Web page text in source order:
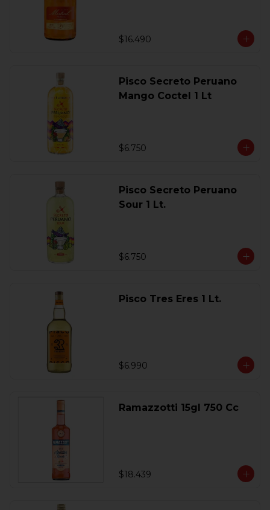
$16.490
Pisco Secreto Peruano
Mango Coctel 1 Lt
$6.750
Pisco Secreto Peruano
Sour 1 Lt.
$6.750
Pisco Tres Eres 1 Lt.
$6.990
Ramazzotti 15gl 750 Cc
$18.439